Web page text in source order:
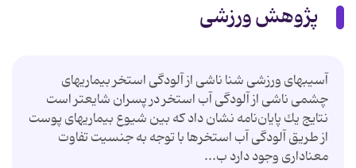
پژوهش ورزشی
آسیبهای ورزشی شنا ناشی از آلودگی استخر بیماریهای
چشمی ناشی از آلودگی آب استخر در پسران شایعتر است
نتایج یك پایان‌نامه نشان داد كه بین شیوع بیماریهای پوست
از طریق آلودگی آب استخرها با توجه به جنسیت تفاوت
معناداری وجود دارد ب...